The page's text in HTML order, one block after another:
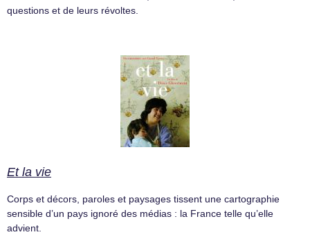
questions et de leurs révoltes.
Et la vie
Corps et décors, paroles et paysages tissent une cartographie
sensible d’un pays ignoré des médias : la France telle qu’elle
advient.